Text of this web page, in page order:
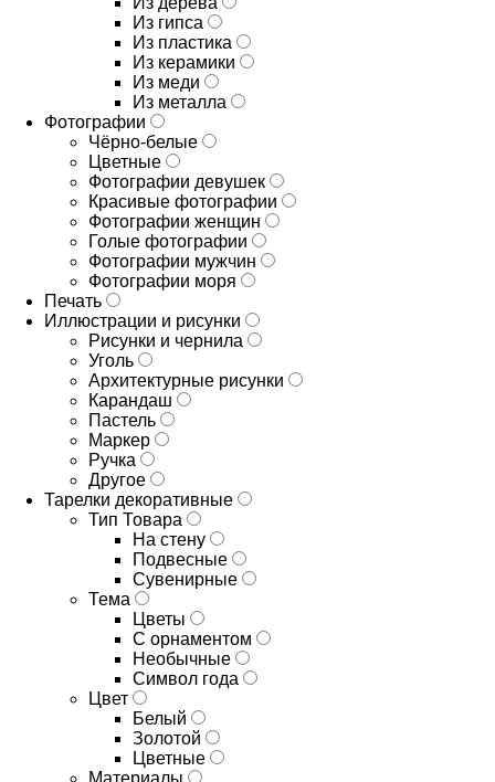
Из гипса
Из пластика
Из керамики
Из меди
Из металла
Фотографии
Чёрно-белые
Цветные
Фотографии девушек
Красивые фотографии
Фотографии женщин
Голые фотографии
Фотографии мужчин
Фотографии моря
Печать
Иллюстрации и рисунки
Рисунки и чернила
Уголь
Архитектурные рисунки
Карандаш
Пастель
Маркер
Ручка
Другое
Тарелки декоративные
Тип Товара
На стену
Подвесные
Сувенирные
Тема
Цветы
С орнаментом
Необычные
Символ года
Цвет
Белый
Золотой
Цветные
Материалы